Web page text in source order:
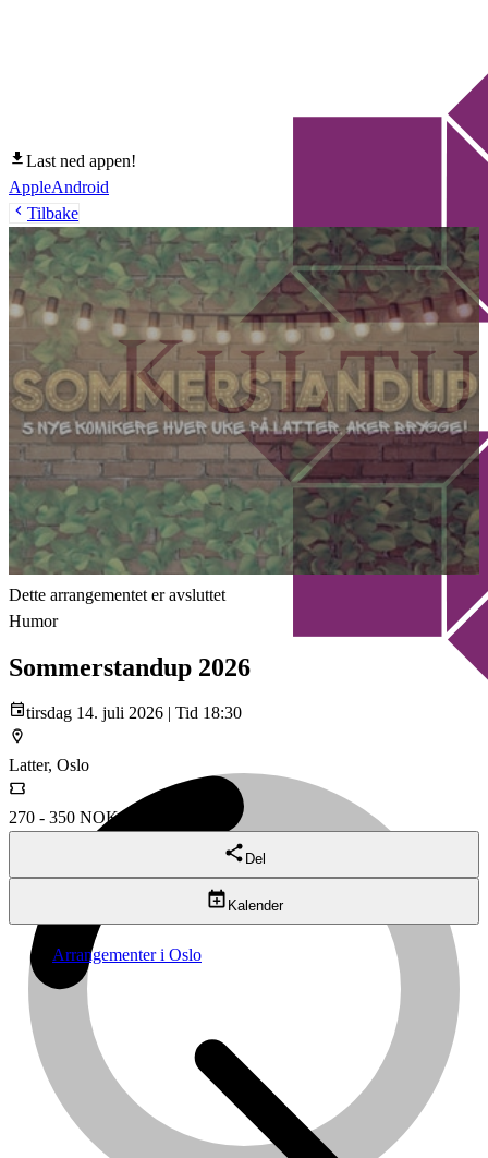
Last ned appen!
AppleAndroid
Tilbake
Dette arrangementet er avsluttet
Humor
Sommerstandup 2026
tirsdag 14. juli 2026 | Tid 18:30
Latter, Oslo
270 - 350 NOK
Del
Kalender
Arrangementer i Oslo